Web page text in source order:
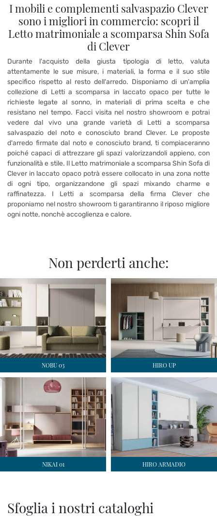
I mobili e complementi salvaspazio Clever
sono i migliori in commercio: scopri il
Letto matrimoniale a scomparsa Shin Sofa
di Clever
Durante l'acquisto della giusta tipologia di letto, valuta
attentamente le sue misure, i materiali, la forma e il suo stile
specifico rispetto al resto dell'arredo. Disponiamo di un'amplia
collezione di Letti a scomparsa in laccato opaco per tutte le
richieste legate al sonno, in materiali di prima scelta e che
resistano nel tempo. Facci visita nel nostro showroom e potrai
vedere dal vivo una grande varietà di Letti a scomparsa
salvaspazio del noto e conosciuto brand Clever. Le proposte
d'arredo firmate dal noto e conosciuto brand, ti compiaceranno
poiché capaci di attrezzare gli spazi valorizzandoli appieno, con
funzionalità e stile. Il Letto matrimoniale a scomparsa Shin Sofa di
Clever in laccato opaco potrà essere collocato in una zona notte
di ogni tipo, organizzandone gli spazi mixando charme e
raffinatezza. I Letti a scomparsa della firma Clever che
proponiamo nel nostro showroom ti garantiranno il riposo migliore
ogni notte, nonchè accoglienza e calore.
Non perderti anche:
NOBU 03 HIRO UP
NIKAI 01 HIRO ARMADIO
Sfoglia i nostri cataloghi